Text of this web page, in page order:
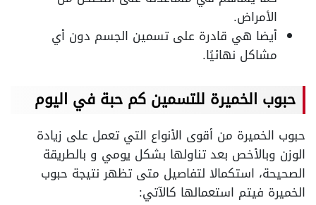
الأمراض.
أيضا هي قادرة على تسمين الجسم دون أي
مشاكل نهائيًا.
حبوب الخميرة للتسمين كم حبة في اليوم
حبوب الخميرة من أقوى الأنواع التي تعمل على زيادة
الوزن وبالأخص بعد تناولها بشكل يومي و بالطريقة
الصحيحة، استكمالا لتفاصيل متى تظهر نتيجة حبوب
الخميرة فيتم استعمالها كالآتي: